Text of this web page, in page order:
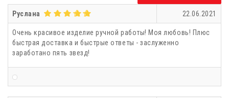
Руслана 22.06.2021
Очень красивое изделие ручной работы! Моя любовь! Плюс
быстрая доставка и быстрые ответы - заслуженно
заработано пять звезд!